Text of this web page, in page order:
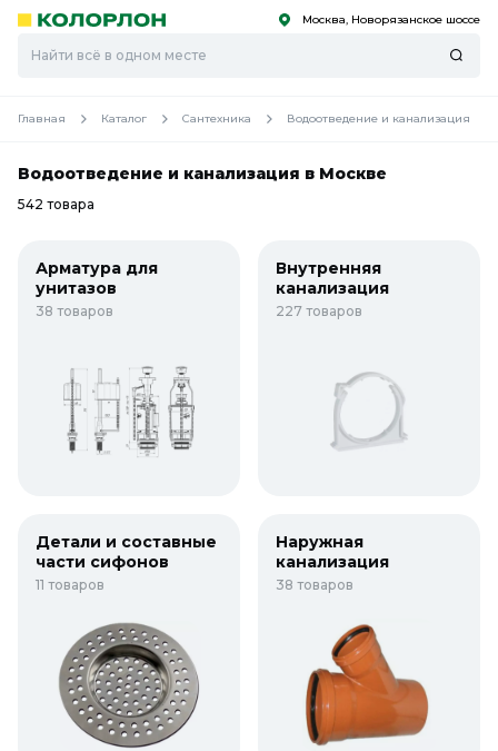
Скоро
Скоро Москва, Новорязанское шоссе
Главная Каталог Сантехника Водоотведение и канализация
Водоотведение и канализация в Москве
542 товара
Арматура для
унитазов
38 товаров
Внутренняя
канализация
227 товаров
Детали и составные
части сифонов
11 товаров
Наружная
канализация
38 товаров